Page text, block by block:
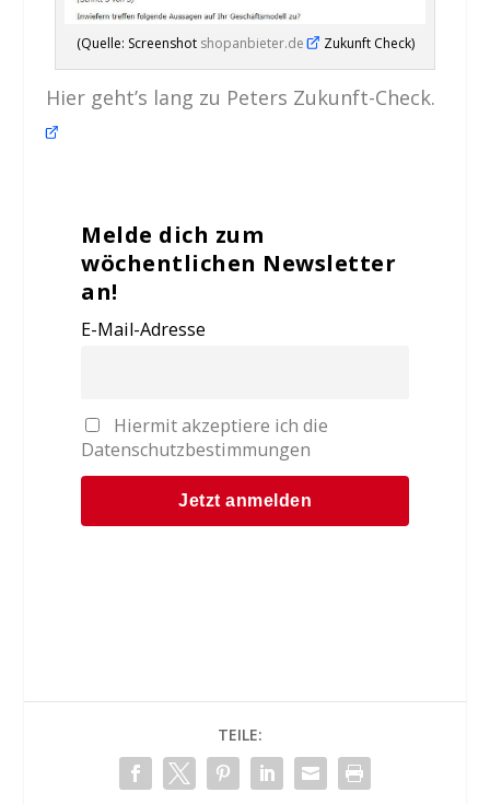
(Quelle: Screenshot shopanbieter.de Zukunft Check)
Hier geht’s lang zu Peters Zukunft-Check.
Melde dich zum
wöchentlichen Newsletter
an!
E-Mail-Adresse
Hiermit akzeptiere ich die
Datenschutzbestimmungen
TEILE: